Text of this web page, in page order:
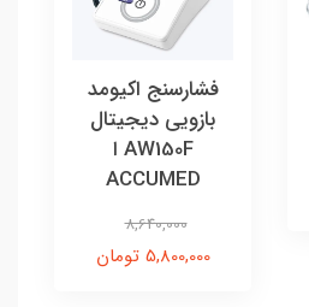
فشارسنج اکیومد
بازویی دیجیتال
AW150F ا
ACCUMED
8,640,000
5,800,000 تومان